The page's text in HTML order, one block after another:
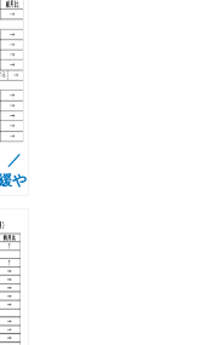
／
や